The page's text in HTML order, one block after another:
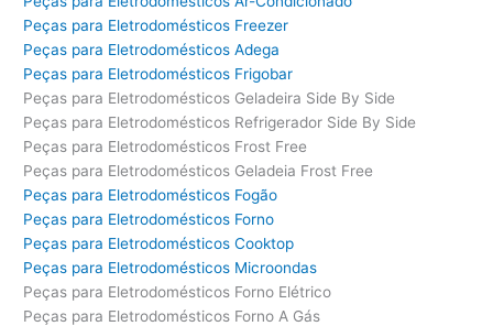
Peças para Eletrodomésticos Freezer
Peças para Eletrodomésticos Adega
Peças para Eletrodomésticos Frigobar
Peças para Eletrodomésticos Geladeira Side By Side
Peças para Eletrodomésticos Refrigerador Side By Side
Peças para Eletrodomésticos Frost Free
Peças para Eletrodomésticos Geladeia Frost Free
Peças para Eletrodomésticos Fogão
Peças para Eletrodomésticos Forno
Peças para Eletrodomésticos Cooktop
Peças para Eletrodomésticos Microondas
Peças para Eletrodomésticos Forno Elétrico
Peças para Eletrodomésticos Forno A Gás